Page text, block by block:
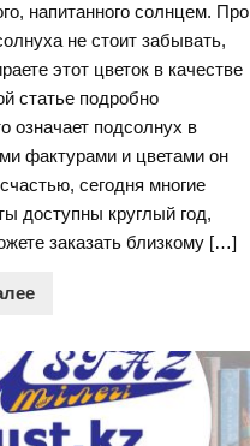
напитанного солнцем. Про
не стоит забывать,
этот цветок в качестве
статье подробно
означает подсолнух в
фактурами и цветами он
сегодня многие
доступны круглый год,
заказать близкому […]